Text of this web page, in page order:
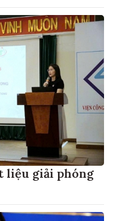
liệu giải phóng